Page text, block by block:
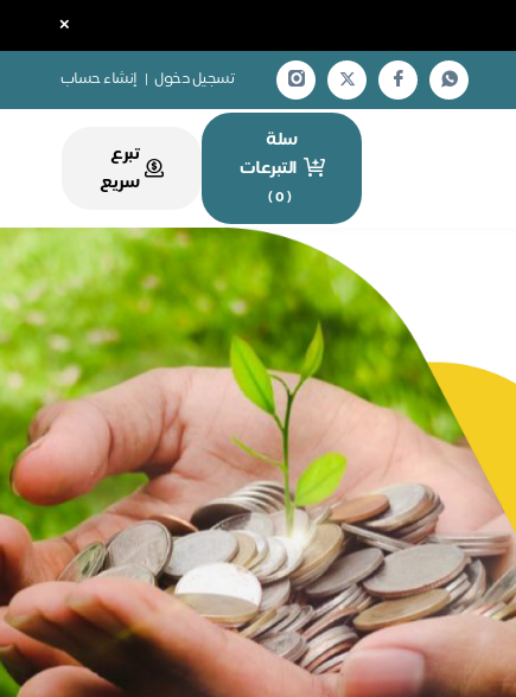
×
تسجيل دخول | إنشاء حساب
سلة
التبرعات
(
0
)
تبرع
سريع